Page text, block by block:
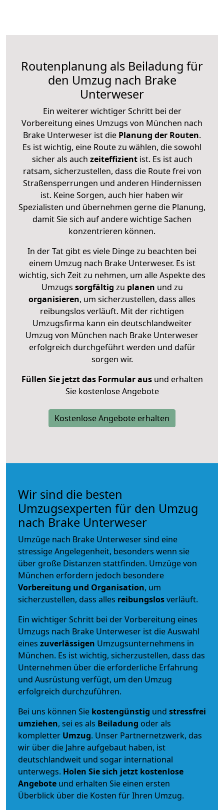
Routenplanung als Beiladung für
den Umzug nach Brake
Unterweser
Ein weiterer wichtiger Schritt bei der
Vorbereitung eines Umzugs von München nach
Brake Unterweser ist die Planung der Routen.
Es ist wichtig, eine Route zu wählen, die sowohl
sicher als auch zeiteffizientist. Es ist auch
ratsam, sicherzustellen, dass die Route frei von
Straßensperrungen und anderen Hindernissen
ist. Keine Sorgen, auch hier haben wir
Spezialisten und übernehmen gerne die Planung,
damit Sie sich auf andere wichtige Sachen
konzentrieren können.
In der Tat gibt es viele Dinge zu beachten bei
einem Umzug nach Brake Unterweser. Es ist
wichtig, sich Zeit zu nehmen, um alle Aspekte des
Umzugs sorgfältig zu planen und zu
organisieren, um sicherzustellen, dass alles
reibungslos verläuft. Mit der richtigen
Umzugsfirma kann ein deutschlandweiter
Umzug von München nach Brake Unterweser
erfolgreich durchgeführt werden und dafür
sorgen wir.
Füllen Sie jetzt das Formular ausund erhalten
Sie kostenlose Angebote
Kostenlose Angebote erhalten
Wir sind die besten
Umzugsexperten für den Umzug
nach Brake Unterweser
Umzüge nach Brake Unterweser sind eine
stressige Angelegenheit, besonders wenn sie
über große Distanzen stattfinden. Umzüge von
München erfordern jedoch besondere
Vorbereitung und Organisation, um
sicherzustellen, dass alles reibungslosverläuft.
Ein wichtiger Schritt bei der Vorbereitung eines
Umzugs nach Brake Unterweser ist die Auswahl
eines zuverlässigen Umzugsunternehmens in
München. Es ist wichtig, sicherzustellen, dass das
Unternehmen über die erforderliche Erfahrung
und Ausrüstung verfügt, um den Umzug
erfolgreich durchzuführen.
Bei uns können Sie kostengünstig und stressfrei
umziehen, sei es als Beiladung oder als
kompletter Umzug. Unser Partnernetzwerk, das
wir über die Jahre aufgebaut haben, ist
deutschlandweit und sogar international
unterwegs. Holen Sie sich jetzt kostenlose
Angebote und erhalten Sie einen ersten
Überblick über die Kosten für Ihren Umzug.